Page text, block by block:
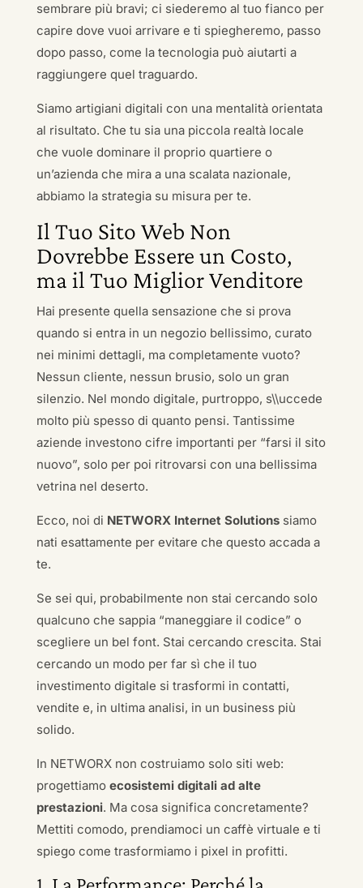
sembrare più bravi; ci siederemo al tuo fianco per
capire dove vuoi arrivare e ti spiegheremo, passo
dopo passo, come la tecnologia può aiutarti a
raggiungere quel traguardo.
Siamo artigiani digitali con una mentalità orientata
al risultato. Che tu sia una piccola realtà locale
che vuole dominare il proprio quartiere o
un’azienda che mira a una scalata nazionale,
abbiamo la strategia su misura per te.
Il Tuo Sito Web Non
Dovrebbe Essere un Costo,
ma il Tuo Miglior Venditore
Hai presente quella sensazione che si prova
quando si entra in un negozio bellissimo, curato
nei minimi dettagli, ma completamente vuoto?
Nessun cliente, nessun brusio, solo un gran
silenzio. Nel mondo digitale, purtroppo, s\\uccede
molto più spesso di quanto pensi. Tantissime
aziende investono cifre importanti per “farsi il sito
nuovo”, solo per poi ritrovarsi con una bellissima
vetrina nel deserto.
Ecco, noi di NETWORX Internet Solutionssiamo
nati esattamente per evitare che questo accada a
te.
Se sei qui, probabilmente non stai cercando solo
qualcuno che sappia “maneggiare il codice” o
scegliere un bel font. Stai cercando crescita. Stai
cercando un modo per far sì che il tuo
investimento digitale si trasformi in contatti,
vendite e, in ultima analisi, in un business più
solido.
In NETWORX non costruiamo solo siti web:
progettiamo ecosistemi digitali ad alte
prestazioni. Ma cosa significa concretamente?
Mettiti comodo, prendiamoci un caffè virtuale e ti
spiego come trasformiamo i pixel in profitti.